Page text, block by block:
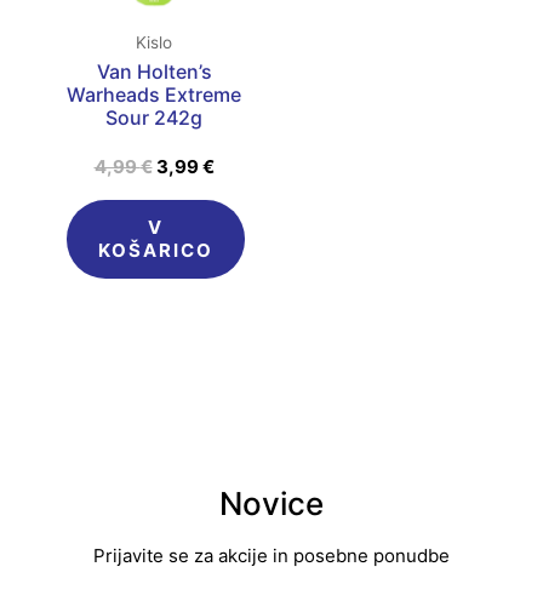
Kislo
Van Holten’s
Warheads Extreme
Sour 242g
4,99€3,99€
V
KOŠARICO
Novice
Prijavite se za akcije in posebne ponudbe